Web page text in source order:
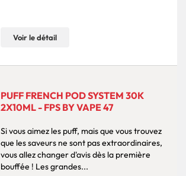
Voir le détail
PUFF FRENCH POD SYSTEM 30K
2X10ML - FPS BY VAPE 47
Si vous aimez les puff, mais que vous trouvez
que les saveurs ne sont pas extraordinaires,
vous allez changer d'avis dès la première
bouffée ! Les grandes...